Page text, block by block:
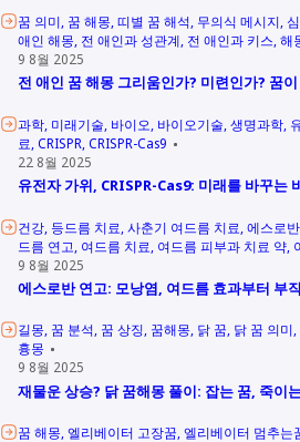
꿈 의미 꿈 해몽 띠별 꿈 해석 무의식 메시지
애인 해몽 전 애인과 성관계 전 애인과 키스 해
9 8월 2025
전 애인 꿈 해몽 그리움인가? 미련인가? 꿈
과학 미래기술 바이오 바이오기술 생명과학
료 CRISPR CRISPR-Cas9
22 8월 2025
유전자 가위, CRISPR-Cas9: 미래를 바꾸는
건강 등드름 치료 사춘기 여드름 치료 에스로
드름 연고 여드름 치료 여드름 피부과 치료 약
9 8월 2025
에스로반 연고: 모낭염, 여드름 효과부터 부
길몽 꿈 분석 꿈 상징 꿈해몽 닭 꿈 닭 꿈 의미
흉몽
9 8월 2025
재물운 상승? 닭 꿈해몽 풀이: 잡는 꿈, 죽이
꿈 해몽 엘리베이터 고장꿈 엘리베이터 멈추는